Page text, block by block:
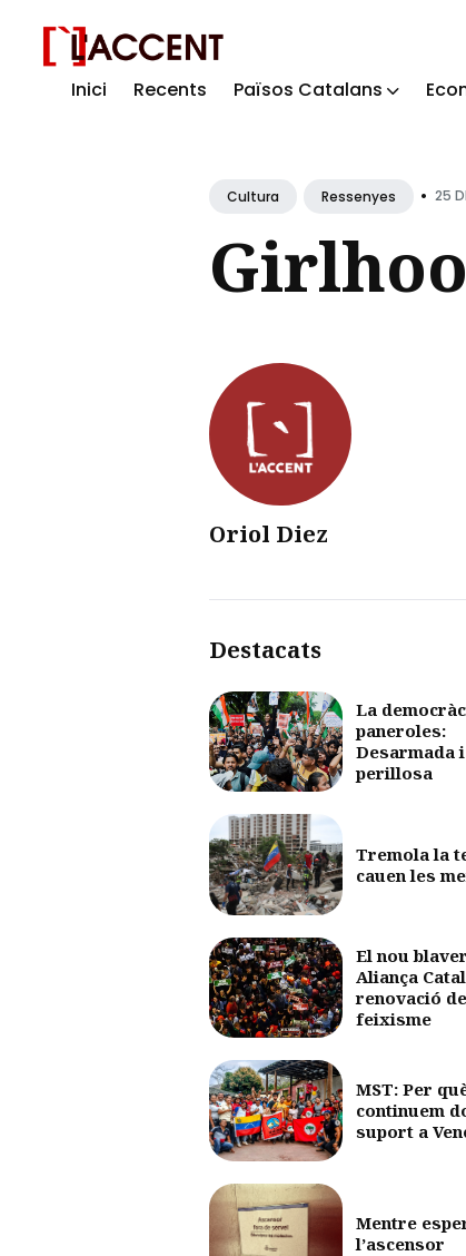
Inici Recents Països Catalans
Cultura Ressenyes • 25
Oriol Diez
Destacats
La
paneroles:
Desarmada i
perillosa
Tremola la
cauen les
El nou
Aliança
renovació
feixisme
MST: Per
continuem
suport a
Mentre
l’ascensor